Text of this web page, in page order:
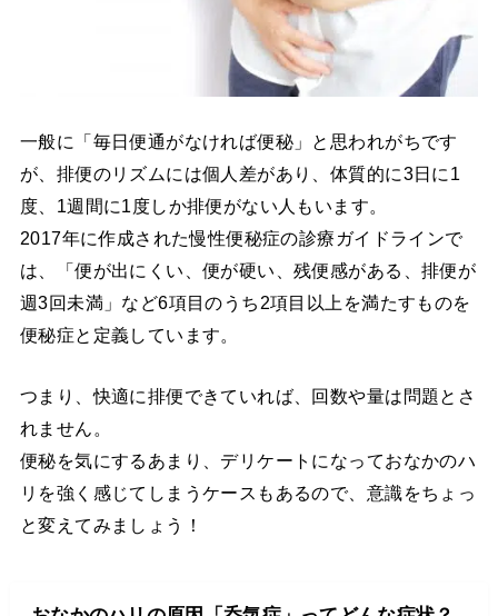
一般に「毎日便通がなければ便秘」と思われがちです
が、排便のリズムには個人差があり、体質的に3日に1
度、1週間に1度しか排便がない人もいます。
2017年に作成された慢性便秘症の診療ガイドラインで
は、「便が出にくい、便が硬い、残便感がある、排便が
週3回未満」など6項目のうち2項目以上を満たすものを
便秘症と定義しています。
つまり、快適に排便できていれば、回数や量は問題とさ
れません。
便秘を気にするあまり、デリケートになっておなかのハ
リを強く感じてしまうケースもあるので、意識をちょっ
と変えてみましょう！